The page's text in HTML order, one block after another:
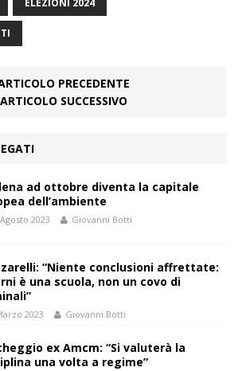
ELEZIONI 2024
PRECEDENTE
ARTICOLO SUCCESSIVO
ad ottobre diventa la capitale
dell’ambiente
2023 Giovanni Botti
“Niente conclusioni affrettate:
è una scuola, non un covo di
2023 Giovanni Botti
ex Amcm: “Si valuterà la
una volta a regime”